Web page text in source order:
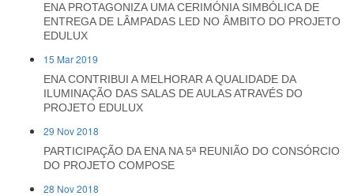
ENA PROTAGONIZA UMA CERIMÓNIA SIMBÓLICA DE
ENTREGA DE LÂMPADAS LED NO ÂMBITO DO PROJETO
EDULUX
15 Mar 2019
ENA CONTRIBUI A MELHORAR A QUALIDADE DA
ILUMINAÇÃO DAS SALAS DE AULAS ATRAVÉS DO
PROJETO EDULUX
29 Nov 2018
PARTICIPAÇÃO DA ENA NA 5ª REUNIÃO DO CONSÓRCIO
DO PROJETO COMPOSE
28 Nov 2018